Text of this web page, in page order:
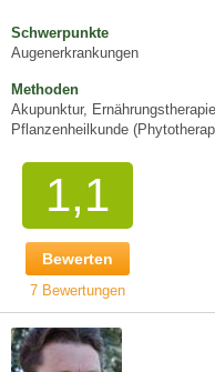
Schwerpunkte
Augenerkrankungen
Methoden
Akupunktur,
Pflanzenheilkunde
1,1
Bewerten
7 Bewertungen